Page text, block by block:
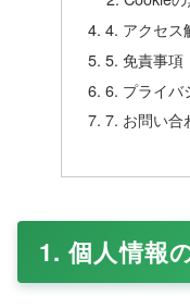
4. アクセス
5. 免責事項
6. プライバ
7. お問い合
1. 個人情報